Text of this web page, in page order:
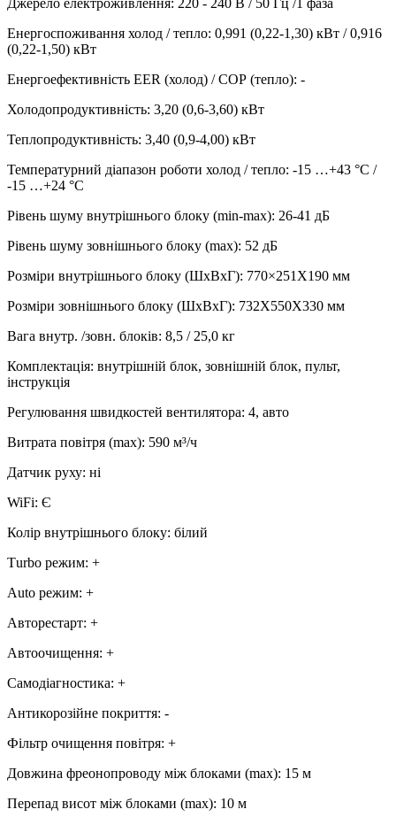
Джерело електроживлення: 220 - 240 В / 50 Гц /1 фаза
Енергоспоживання холод / тепло: 0,991 (0,22-1,30) кВт / 0,916
(0,22-1,50) кВт
Енергоефективність EER (холод) / СОР (тепло): -
Холодопродуктивність: 3,20 (0,6-3,60) кВт
Теплопродуктивність: 3,40 (0,9-4,00) кВт
Температурний діапазон роботи холод / тепло: -15 …+43 °С /
-15 …+24 °С
Рівень шуму внутрішнього блоку (min-max): 26-41 дБ
Рівень шуму зовнішнього блоку (max): 52 дБ
Розміри внутрішнього блоку (ШхВхГ): 770×251X190 мм
Розміри зовнішнього блоку (ШхВхГ): 732X550X330 мм
Вага внутр. /зовн. блоків: 8,5 / 25,0 кг
Комплектація: внутрішній блок, зовнішній блок, пульт,
інструкція
Регулювання швидкостей вентилятора: 4, авто
Витрата повітря (max): 590 м³/ч
Датчик руху: ні
WiFi: Є
Колір внутрішнього блоку: білий
Тurbo режим: +
Аuto режим: +
Авторестарт: +
Автоочищення: +
Самодіагностика: +
Антикорозійне покриття: -
Фільтр очищення повітря: +
Довжина фреонопроводу між блоками (max): 15 м
Перепад висот між блоками (max): 10 м